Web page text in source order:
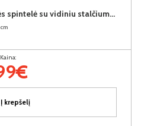
SORENTO D60S2+1 virtuvės spintelė su vidiniu stalčiumi (Puccini/Puccini)
Kaina:
Į krepšelį